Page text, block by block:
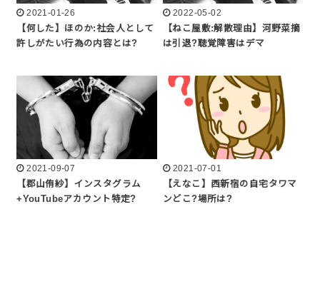
2021-01-26
【何した】ほのか:社会人として
許しがたい行為の内容とは?
2022-05-02
【ねこ屋敷:解散理由】河野菜摘
は引退?聴覚障害はデマ
2021-09-07
【郡山侑紗】インスタグラム
+YouTubeアカウント特定?
2021-07-01
【えなこ】西新宿の自宅タワマ
ンどこ?場所は?